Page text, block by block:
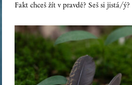
Fakt chceš žít v pravdě? Seš si jistá/